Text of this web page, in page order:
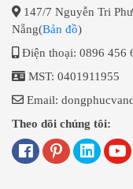
147/7 Nguyễn Tri
Nẵng(Bản đồ)
Điện thoại: 0896 456
MST: 0401911955
Email:
Theo dõi chúng tôi: